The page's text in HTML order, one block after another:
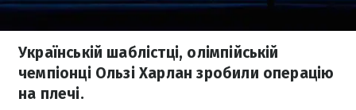
Українській шаблістці, олімпійській
чемпіонці Ользі Харлан зробили операцію
на плечі.